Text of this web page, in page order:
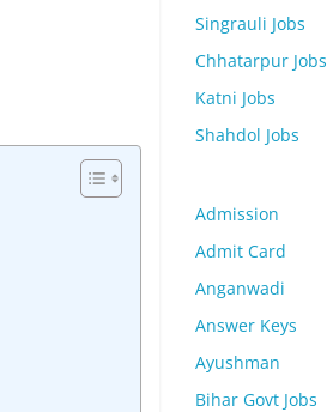
Singrauli Jobs
Chhatarpur Jobs
Katni Jobs
Shahdol Jobs
Admission
Admit Card
Anganwadi
Answer Keys
Ayushman
Bihar Govt Jobs